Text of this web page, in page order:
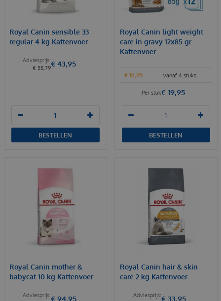
Royal Canin sensible 33
regular 4 kg Kattenvoer
€ 55,79€ 43,95
BESTELLEN
Royal Canin light weight
care in gravy 12x85 gr
Kattenvoer
vanaf 4 stuks
€ 18, 95
€ 19,95
Per stuk
BESTELLEN
Royal Canin mother &
babycat 10 kg Kattenvoer
€ 94,95
Royal Canin hair & skin
care 2 kg Kattenvoer
€ 33,95